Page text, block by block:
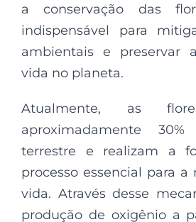
a conservação das
indispensável para
ambientais e preservar
vida no planeta.
Atualmente, as
aproximadamente
terrestre e realizam a
processo essencial para
vida. Através desse
produção de oxigênio a